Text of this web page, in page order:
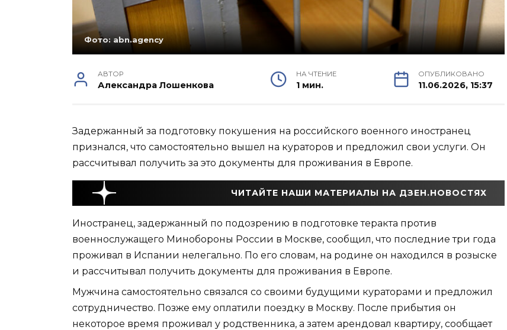
Фото: abn.agency
АВТОР
Александра Лошенкова
НА ЧТЕНИЕ
1 мин.
ОПУБЛИКОВАНО
11.06.2026, 15:37
Задержанный за подготовку покушения на российского военного иностранец
признался, что самостоятельно вышел на кураторов и предложил свои услуги. Он
рассчитывал получить за это документы для проживания в Европе.
ЧИТАЙТЕ НАШИ МАТЕРИАЛЫ НА ДЗЕН.НОВОСТЯХ
Иностранец, задержанный по подозрению в подготовке теракта против
военнослужащего Минобороны России в Москве, сообщил, что последние три года
проживал в Испании нелегально. По его словам, на родине он находился в розыске
и рассчитывал получить документы для проживания в Европе.
Мужчина самостоятельно связался со своими будущими кураторами и предложил
сотрудничество. Позже ему оплатили поездку в Москву. После прибытия он
некоторое время проживал у родственника, а затем арендовал квартиру, сообщает